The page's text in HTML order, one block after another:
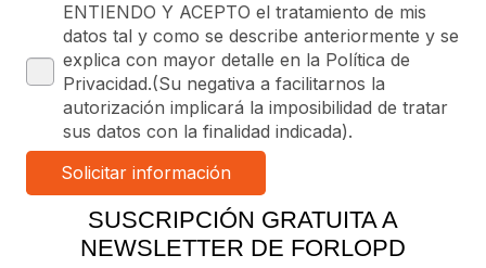
ENTIENDO Y ACEPTO el tratamiento de mis
datos tal y como se describe anteriormente y se
explica con mayor detalle en la Política de
Privacidad.(Su negativa a facilitarnos la
autorización implicará la imposibilidad de tratar
sus datos con la finalidad indicada).
SUSCRIPCIÓN GRATUITA A
NEWSLETTER DE FORLOPD